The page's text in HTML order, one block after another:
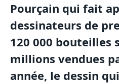
Pourçain qui fait
dessinateurs de
120 000 bouteilles
millions vendues
année, le dessin